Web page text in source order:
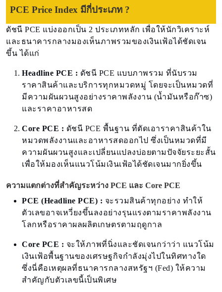
PCE Price Index มีกี่ประเภท ?
ดัชนี PCE แบ่งออกเป็น 2 ประเภทหลัก เพื่อให้นักวิเคราะห์
และธนาคารกลางมองเห็นภาพรวมของเงินเฟ้อได้ชัดเจน
ขึ้น ได้แก่
Headline PCE : ดัชนี PCE แบบภาพรวม ที่นับรวม
ราคาสินค้าและบริการทุกหมวดหมู่ โดยจะเป็นหมวดที่
มีความผันผวนสูงอย่างราคาพลังงาน (น้ำมันหรือก๊าซ)
และราคาอาหารสด
Core PCE : ดัชนี PCE พื้นฐาน ที่ตัดเอาราคาสินค้าใน
หมวดพลังงานและอาหารสดออกไป ซึ่งเป็นหมวดที่มี
ความผันผวนสูงและเปลี่ยนแปลงบ่อยตามปัจจัยระยะสั้น
เพื่อให้มองเห็นแนวโน้มเงินเฟ้อได้ชัดเจนมากยิ่งขึ้น
ความแตกต่างที่สำคัญระหว่าง PCE และ Core PCE
PCE (Headline PCE) : จะรวมสินค้าทุกอย่าง ทำให้
ตัวเลขอาจเหวี่ยงขึ้นลงอย่างรุนแรงตามราคาพลังงาน
โลกหรือราคาผลผลิตเกษตรตามฤดูกาล
Core PCE : จะให้ภาพที่นิ่งและชัดเจนกว่าว่า แนวโน้ม
เงินเฟ้อพื้นฐานของเศรษฐกิจกำลังมุ่งไปในทิศทางใด
ซึ่งนี่คือเหตุผลที่ธนาคารกลางสหรัฐฯ (Fed) ให้ความ
สำคัญกับตัวเลขนี้เป็นพิเศษ